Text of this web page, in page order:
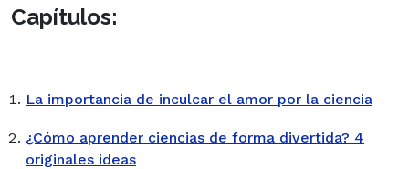
Capítulos:
La importancia de inculcar el amor por la ciencia
¿Cómo aprender ciencias de forma divertida? 4
originales ideas